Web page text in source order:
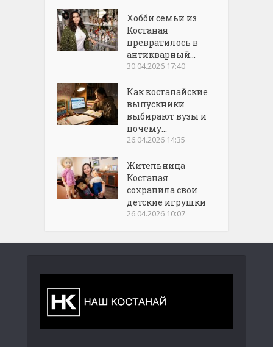
Хобби семьи из
Костаная
превратилось в
антикварный...
30.04.2026 17:40
Как костанайские
выпускники
выбирают вузы и
почему...
26.04.2026 14:35
Жительница
Костаная
сохранила свои
детские игрушки
26.04.2026 10:07